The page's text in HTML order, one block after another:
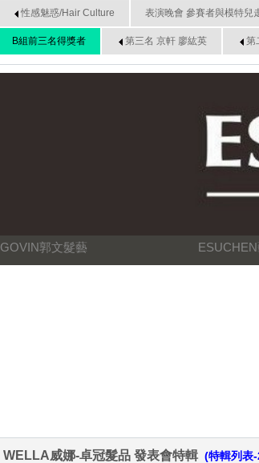
性感魅惑/Hair Culture 表演晚會 參賽者與模特兒
B組前三名得獎者 第三名 京軒 廖紘英 第
GOVIN郭文髮藝
WELLA威娜-卓冠髮品 發表會特輯 (特輯列表